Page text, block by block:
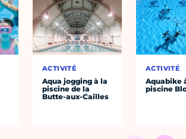
ACTIVITÉ
Aqua jogging à la
piscine de la
Butte-aux-Cailles
ACTIVITÉ
Aquabike
piscine